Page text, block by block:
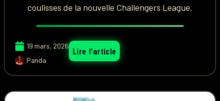
coulisses de la nouvelle Challengers League.
19 mars, 2026
Panda
Lire l'article